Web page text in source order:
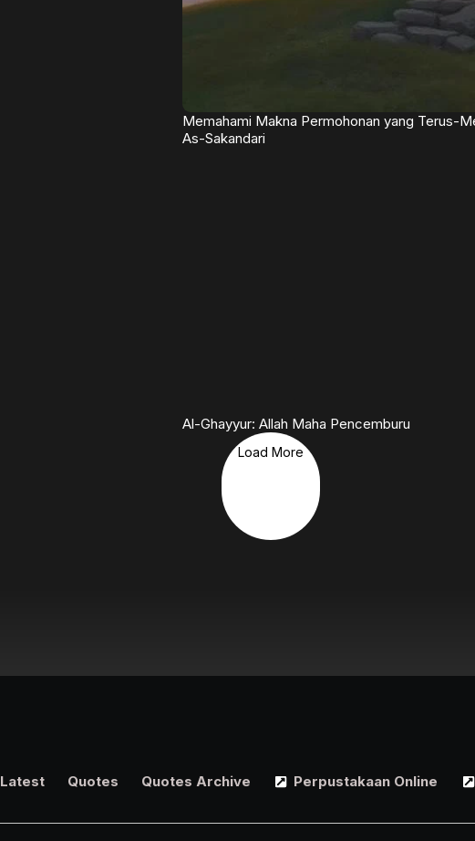
Memahami Makna Permohonan yang Terus-
As-Sakandari
Al-Ghayyur: Allah Maha Pencemburu
Load More
Latest Quotes Quotes Archive Perpustakaan Online